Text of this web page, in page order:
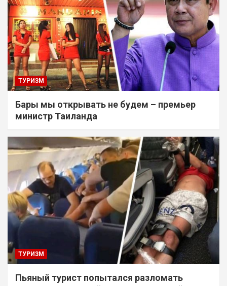
ТУРИЗМ
Бары мы открывать не будем – премьер
министр Таиланда
ТУРИЗМ
Пьяный турист попытался разломать